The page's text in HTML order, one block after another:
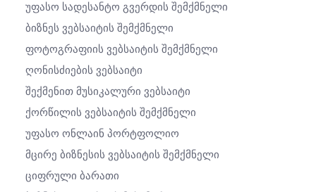
Უფასო Სადესანტო Გვერდის Შემქმნელი
Ბიზნეს Ვებსაიტის Შემქმნელი
Ფოტოგრაფიის Ვებსაიტის Შემქმნელი
Ღონისძიების Ვებსაიტი
Შექმენით Მუსიკალური Ვებსაიტი
Ქორწილის Ვებსაიტის Შემქმნელი
Უფასო Ონლაინ Პორტფოლიო
Მცირე Ბიზნესის Ვებსაიტის Შემქმნელი
Ციფრული Ბარათი